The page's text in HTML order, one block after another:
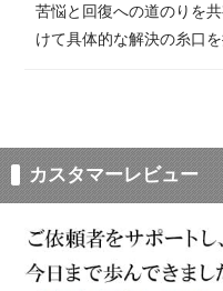
苦悩と​回復への​道のりを​
けて具体的な​解決の​糸口
カスタマーレビュー